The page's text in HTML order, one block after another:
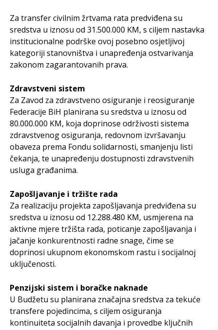
Za transfer civilnim žrtvama rata predviđena su
sredstva u iznosu od 31.500.000 KM, s ciljem nastavka
institucionalne podrške ovoj posebno osjetljivoj
kategoriji stanovništva i unapređenja ostvarivanja
zakonom zagarantovanih prava.
Zdravstveni sistem
Za Zavod za zdravstveno osiguranje i reosiguranje
Federacije BiH planirana su sredstva u iznosu od
80.000.000 KM, koja doprinose održivosti sistema
zdravstvenog osiguranja, redovnom izvršavanju
obaveza prema Fondu solidarnosti, smanjenju listi
čekanja, te unapređenju dostupnosti zdravstvenih
usluga građanima.
Zapošljavanje i tržište rada
Za realizaciju projekta zapošljavanja predviđena su
sredstva u iznosu od 12.288.480 KM, usmjerena na
aktivne mjere tržišta rada, poticanje zapošljavanja i
jačanje konkurentnosti radne snage, čime se
doprinosi ukupnom ekonomskom rastu i socijalnoj
uključenosti.
Penzijski sistem i boračke naknade
U Budžetu su planirana značajna sredstva za tekuće
transfere pojedincima, s ciljem osiguranja
kontinuiteta socijalnih davanja i provedbe ključnih